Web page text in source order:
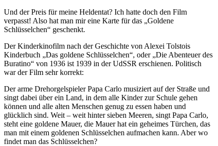
Und der Preis für meine Heldentat? Ich hatte doch den Film
verpasst! Also hat man mir eine Karte für das
Goldene
Schlüsselchen
geschenkt.
Der Kinderkinofilm nach der Geschichte von Alexei Tolstois
Kinderbuch
Das goldene Schlüsselchen , oder Die Abenteuer des
Buratino
von 1936 ist 1939 in der UdSSR erschienen. Politisch
war der Film sehr korrekt:
Der arme Drehorgelspieler Papa Carlo musiziert auf der Straße und
singt dabei über ein Land, in dem alle Kinder zur Schule gehen
können und alle alten Menschen genug zu essen haben und
glücklich sind. Weit – weit hinter sieben Meeren, singt Papa Carlo,
steht eine goldene Mauer, die Mauer hat ein geheimes Türchen, das
man mit einem goldenen Schlüsselchen aufmachen kann. Aber wo
findet man das Schlüsselchen?